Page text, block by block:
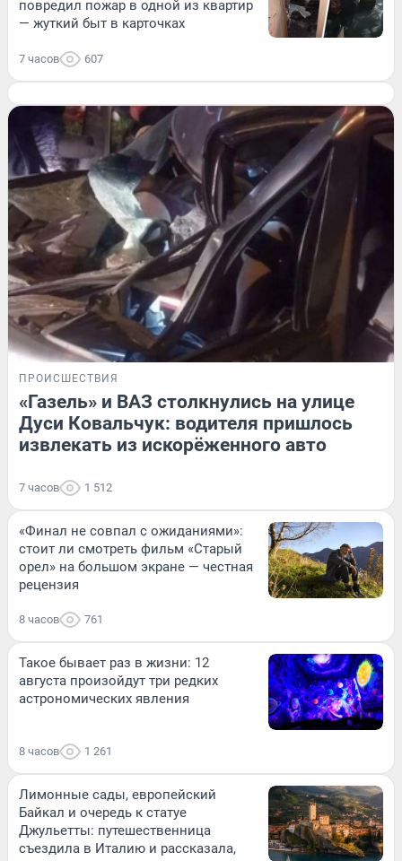
повредил пожар в одной из квартир
— жуткий быт в карточках
7 часов 607
ПРОИСШЕСТВИЯ
«Газель» и ВАЗ столкнулись на улице
Дуси Ковальчук: водителя пришлось
извлекать из искорёженного авто
7 часов 1 512
«Финал не совпал с ожиданиями»:
стоит ли смотреть фильм «Старый
орел» на большом экране — честная
рецензия
8 часов 761
Такое бывает раз в жизни: 12
августа произойдут три редких
астрономических явления
8 часов 1 261
Лимонные сады, европейский
Байкал и очередь к статуе
Джульетты: путешественница
съездила в Италию и рассказала,